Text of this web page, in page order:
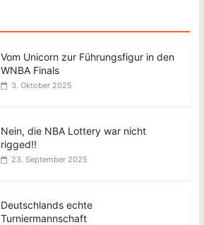
Vom Unicorn zur Führungsfigur in den
WNBA Finals
3. Oktober 2025
Nein, die NBA Lottery war nicht
rigged!!
23. September 2025
Deutschlands echte
Turniermannschaft